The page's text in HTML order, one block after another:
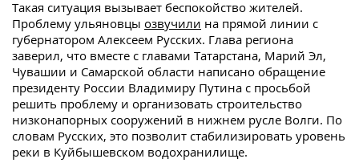
Такая ситуация вызывает беспокойство жителей.
Проблему ульяновцы озвучили на прямой линии с
губернатором Алексеем Русских. Глава региона
заверил, что вместе с главами Татарстана, Марий Эл,
Чувашии и Самарской области написано обращение
президенту России Владимиру Путина с просьбой
решить проблему и организовать строительство
низконапорных сооружений в нижнем русле Волги. По
словам Русских, это позволит стабилизировать уровень
реки в Куйбышевском водохранилище.